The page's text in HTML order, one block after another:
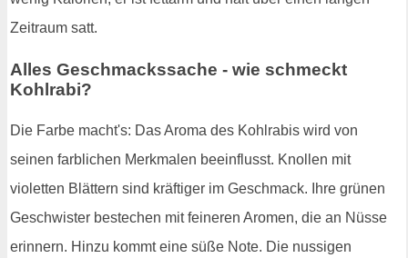
Zeitraum satt.
Alles Geschmackssache - wie schmeckt
Kohlrabi?
Die Farbe macht's: Das Aroma des Kohlrabis wird von
seinen farblichen Merkmalen beeinflusst. Knollen mit
violetten Blättern sind kräftiger im Geschmack. Ihre grünen
Geschwister bestechen mit feineren Aromen, die an Nüsse
erinnern. Hinzu kommt eine süße Note. Die nussigen